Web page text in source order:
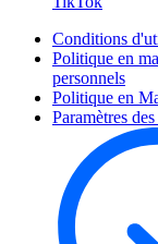
Conditions
Politique en
personnels
Politique en
Paramètres